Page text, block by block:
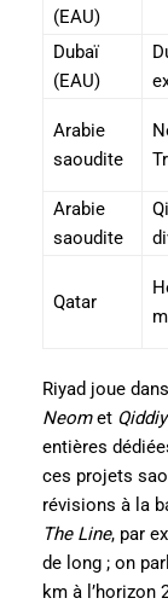
(EAU)
Dubaï
(EAU)
Arabie
saoudite
Arabie
saoudite
Qatar
Riyad joue
Neomet
entières
ces projets
révisions à la
The Line, par
de long ; on
km à l’horizon